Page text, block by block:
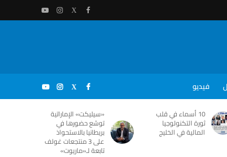
فيديو
10 أسماء في قلب
ثورة التكنولوجيا
المالية في الخليج
«سيليكت» الإماراتية
توسّع حضورها في
بريطانيا بالاستحواذ
على 3 منتجعات غولف
تابعة لـ«ماريوت»